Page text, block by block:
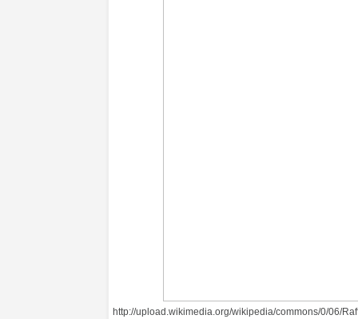
http://upload.wikimedia.org/wikipedia/commons/0/06/